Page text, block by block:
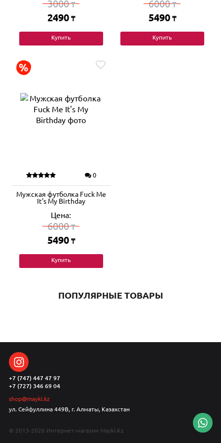
3000₸
2490 ₸
Купить
6000₸
5490 ₸
Купить
0
Мужская футболка Fuck Me
It's My Birthday
Цена:
6000₸
5490 ₸
Купить
ПОПУЛЯРНЫЕ ТОВАРЫ
+7 (747) 447 47 97
+7 (727) 346 69 04
shop@mayki.kz
ул. Сейфуллина 449В, г. Алматы, Казахстан
© 2013-2026 Интернет-магазин Mayki.Kz